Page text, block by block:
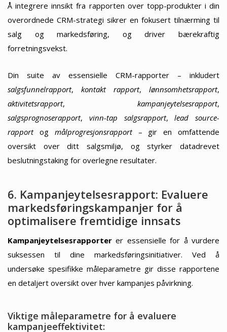
Å integrere innsikt fra rapporten over topp-produkter i din
overordnede CRM-strategi sikrer en fokusert tilnærming til
salg og markedsføring, og driver bærekraftig
forretningsvekst.
Din suite av essensielle CRM-rapporter – inkludert
salgsfunnelrapport, kontakt rapport, lønnsomhetsrapport,
aktivitetsrapport, kampanjeytelsesrapport,
salgsprognoserapport, vinn-tap salgsrapport,lead source-
rapportog målprogresjonsrapport– gir en omfattende
oversikt over ditt salgsmiljø, og styrker datadrevet
beslutningstaking for overlegne resultater.
6. Kampanjeytelsesrapport: Evaluere
markedsføringskampanjer for å
optimalisere fremtidige innsats
Kampanjeytelsesrapporter er essensielle for å vurdere
suksessen til dine markedsføringsinitiativer. Ved å
undersøke spesifikke måleparametre gir disse rapportene
en detaljert oversikt over hver kampanjes påvirkning.
Viktige måleparametre for å evaluere
kampanjeeffektivitet: